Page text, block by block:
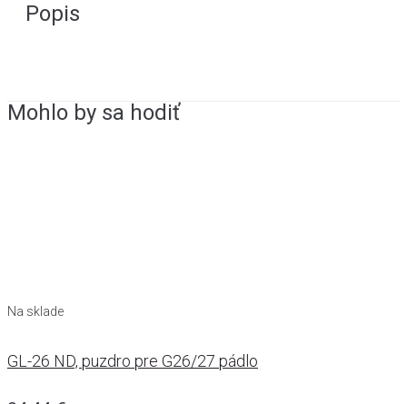
Popis
Mohlo by sa hodiť
Na sklade
GL-26 ND, puzdro pre G26/27 pádlo